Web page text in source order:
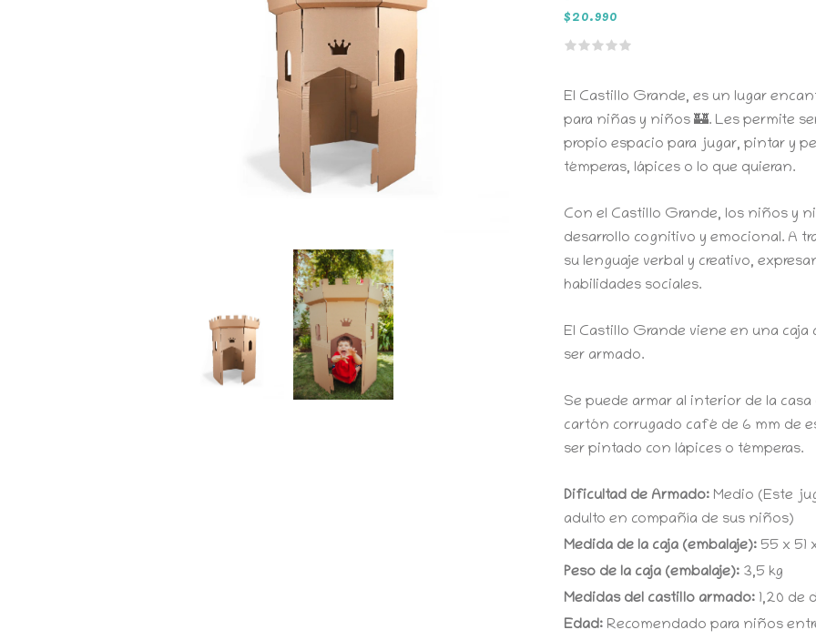
$20.990
El Castillo Grande, es un lugar
para niñas y niños 🏰. Les permite
propio espacio para jugar, pintar y
témperas, lápices o lo que quieran.
Con el Castillo Grande, los niños y
desarrollo cognitivo y emocional. A
su lenguaje verbal y creativo,
habilidades sociales.
El Castillo Grande viene en una caja
ser armado.
Se puede armar al interior de la casa
cartón corrugado café de 6 mm de
ser pintado con lápices o témperas.
Dificultad de Armado: Medio (Este
adulto en compañía de sus niños)
Medida de la caja (embalaje): 55 x 51
Peso de la caja (embalaje): 3,5 kg
Medidas del castillo armado: 1,20 de
Edad: Recomendado para niños